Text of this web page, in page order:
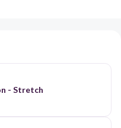
- Stretch